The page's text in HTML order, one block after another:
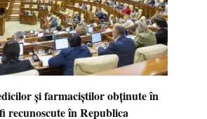
și farmaciștilor obținute în
recunoscute în Republica